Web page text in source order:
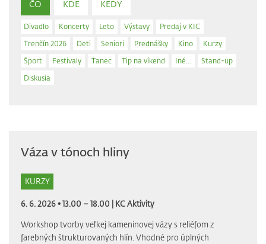
ČO KDE KEDY
Divadlo Koncerty Leto Výstavy
Predaj v KIC
Trenčín 2026
Deti Seniori Prednášky Kino
Kurzy
Šport
Festivaly Tanec Tip na víkend Iné...
Stand-up
Diskusia
Váza v tónoch hliny
KURZY
6. 6. 2026 • 13.00 – 18.00 | KC Aktivity
Workshop tvorby veľkej kameninovej vázy s reliéfom z
farebných štrukturovaných hlín. Vhodné pro úplných